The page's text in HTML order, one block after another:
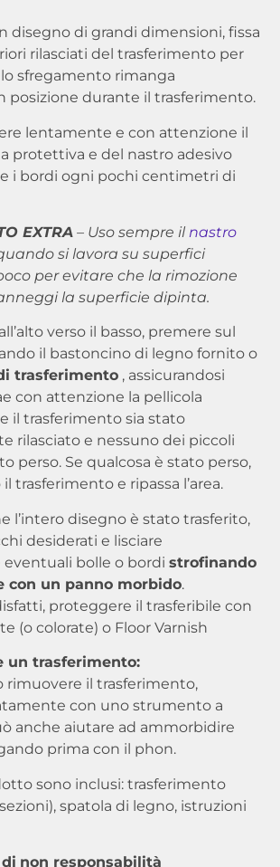
disegno di grandi dimensioni, fissa
rilasciati del trasferimento per
sfregamento rimanga
posizione durante il trasferimento.
lentamente e con attenzione il
protettiva e del nastro adesivo
e i bordi ogni pochi centimetri di
EXTRA– Uso sempre ilnastro
si lavora su superfici
per evitare che la rimozione
la superficie dipinta.
verso il basso, premere sul
il bastoncino di legno fornito o
trasferimento, assicurandosi
con attenzione la pellicola
il trasferimento sia stato
rilasciato e nessuno dei piccoli
perso. Se qualcosa è stato perso,
trasferimento e ripassa l’area.
l’intero disegno è stato trasferito,
desiderati e lisciare
bolle o bordi strofinando
con un panno morbido.
proteggere il trasferibile con
(o colorate) o Floor Varnish
un trasferimento:
rimuovere il trasferimento,
con uno strumento a
anche aiutare ad ammorbidire
prima con il phon.
sono inclusi: trasferimento
spatola di legno, istruzioni
non responsabilità